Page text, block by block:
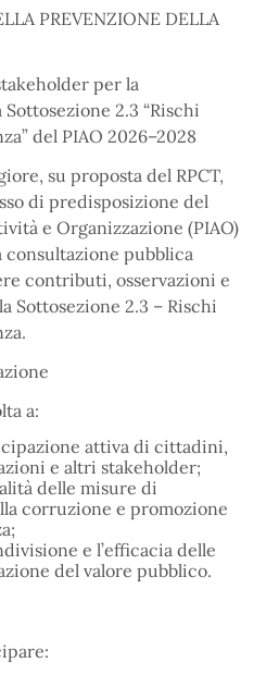
PREVENZIONE DELLA
per la
2.3 “Rischi
del PIAO 2026–2028
su proposta del RPCT,
di predisposizione del
e Organizzazione (PIAO)
consultazione pubblica
contributi, osservazioni e
Sottosezione 2.3 – Rischi
a:
attiva di cittadini,
e altri stakeholder;
delle misure di
corruzione e promozione
e l’efficacia delle
del valore pubblico.